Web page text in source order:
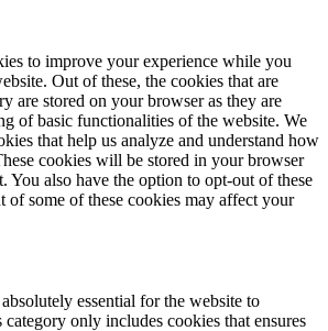
to improve your experience while you
Out of these, the cookies that are
are stored on your browser as they are
of basic functionalities of the website. We
that help us analyze and understand how
cookies will be stored in your browser
You also have the option to opt-out of these
of some of these cookies may affect your
essential for the website to
only includes cookies that ensures